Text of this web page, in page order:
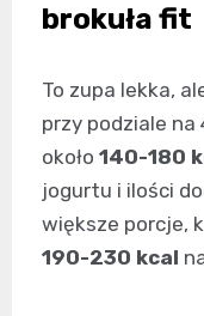
brokuła fit
To zupa lekka,
przy podziale na
około 140-180
jogurtu i ilości
większe porcje,
190-230 kcal